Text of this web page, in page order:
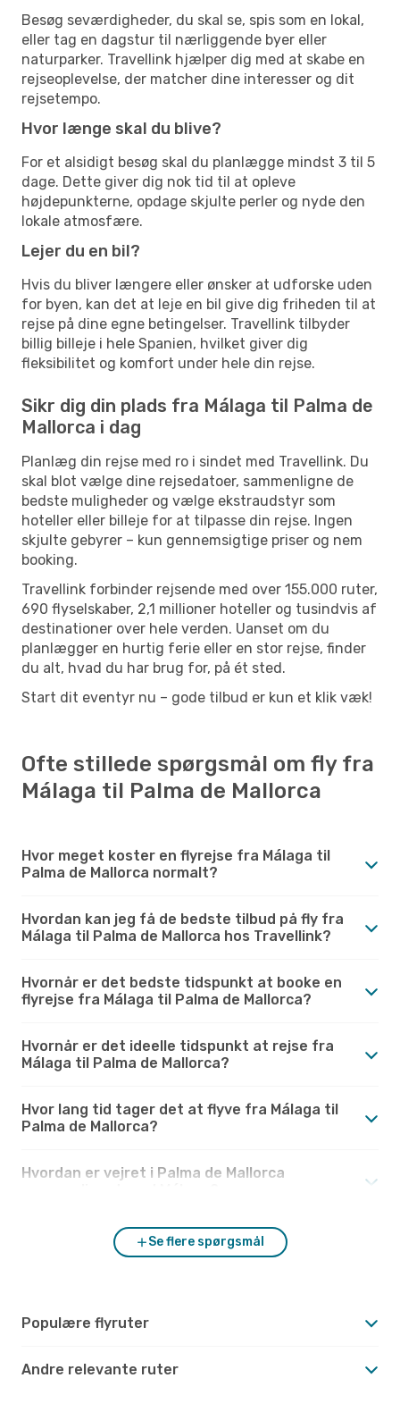
Besøg seværdigheder, du skal se, spis som en lokal,
eller tag en dagstur til nærliggende byer eller
naturparker. Travellink hjælper dig med at skabe en
rejseoplevelse, der matcher dine interesser og dit
rejsetempo.
Hvor længe skal du blive?
For et alsidigt besøg skal du planlægge mindst 3 til 5
dage. Dette giver dig nok tid til at opleve
højdepunkterne, opdage skjulte perler og nyde den
lokale atmosfære.
Lejer du en bil?
Hvis du bliver længere eller ønsker at udforske uden
for byen, kan det at leje en bil give dig friheden til at
rejse på dine egne betingelser. Travellink tilbyder
billig billeje i hele Spanien, hvilket giver dig
fleksibilitet og komfort under hele din rejse.
Sikr dig din plads fra Málaga til Palma de
Mallorca i dag
Planlæg din rejse med ro i sindet med Travellink. Du
skal blot vælge dine rejsedatoer, sammenligne de
bedste muligheder og vælge ekstraudstyr som
hoteller eller billeje for at tilpasse din rejse. Ingen
skjulte gebyrer – kun gennemsigtige priser og nem
booking.
Travellink forbinder rejsende med over 155.000 ruter,
690 flyselskaber, 2,1 millioner hoteller og tusindvis af
destinationer over hele verden. Uanset om du
planlægger en hurtig ferie eller en stor rejse, finder
du alt, hvad du har brug for, på ét sted.
Start dit eventyr nu – gode tilbud er kun et klik væk!
Ofte stillede spørgsmål om fly fra
Málaga til Palma de Mallorca
Hvor meget koster en flyrejse fra Málaga til
Palma de Mallorca normalt?
Hvordan kan jeg få de bedste tilbud på fly fra
Málaga til Palma de Mallorca hos Travellink?
Hvornår er det bedste tidspunkt at booke en
flyrejse fra Málaga til Palma de Mallorca?
Hvornår er det ideelle tidspunkt at rejse fra
Málaga til Palma de Mallorca?
Hvor lang tid tager det at flyve fra Málaga til
Palma de Mallorca?
Hvordan er vejret i Palma de Mallorca
Se flere spørgsmål
Populære flyruter
Andre relevante ruter